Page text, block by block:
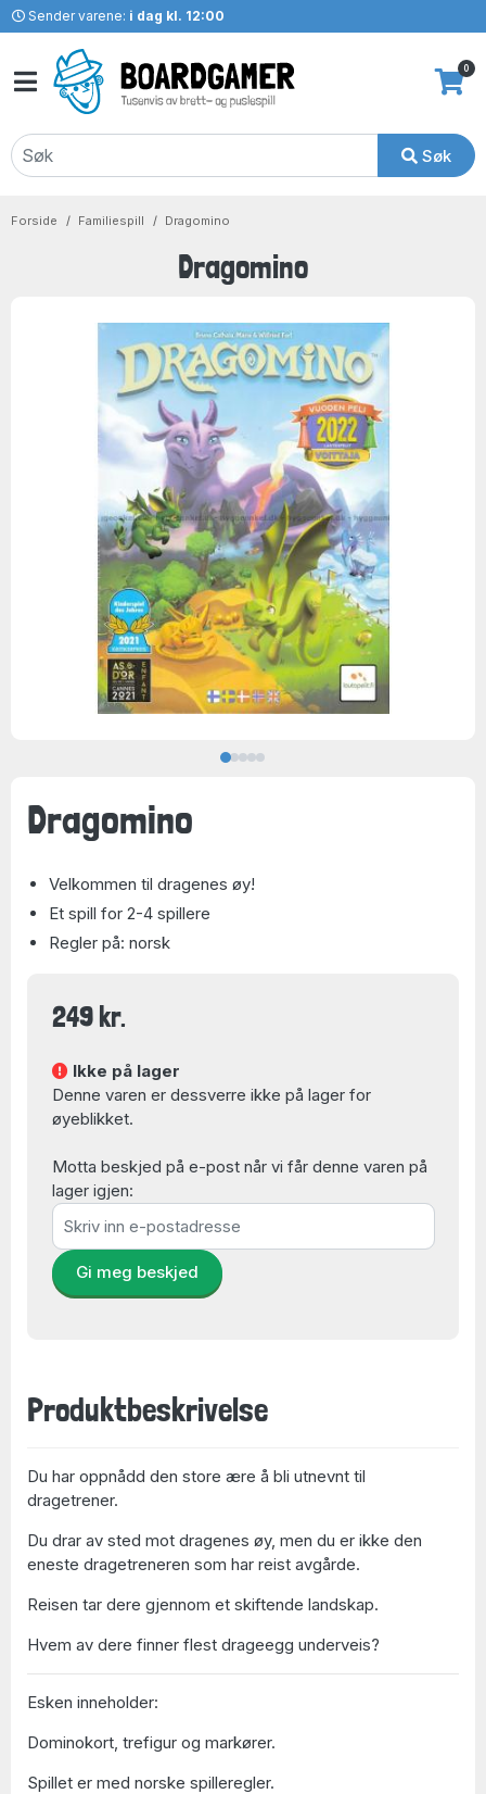
Sender varene: i dag kl. 12:00
Søk
0
Forside Familiespill Dragomino
Dragomino
Dragomino
Velkommen til dragenes øy!
Et spill for 2-4 spillere
Regler på: norsk
249 kr.
Ikke på lager
Denne varen er dessverre ikke på lager for
øyeblikket.
Motta beskjed på e-post når vi får denne varen på
lager igjen:
Gi meg beskjed
Produktbeskrivelse
Du har oppnådd den store ære å bli utnevnt til
dragetrener.
Du drar av sted mot dragenes øy, men du er ikke den
eneste dragetreneren som har reist avgårde.
Reisen tar dere gjennom et skiftende landskap.
Hvem av dere finner flest drageegg underveis?
Esken inneholder:
Dominokort, trefigur og markører.
Spillet er med norske spilleregler.